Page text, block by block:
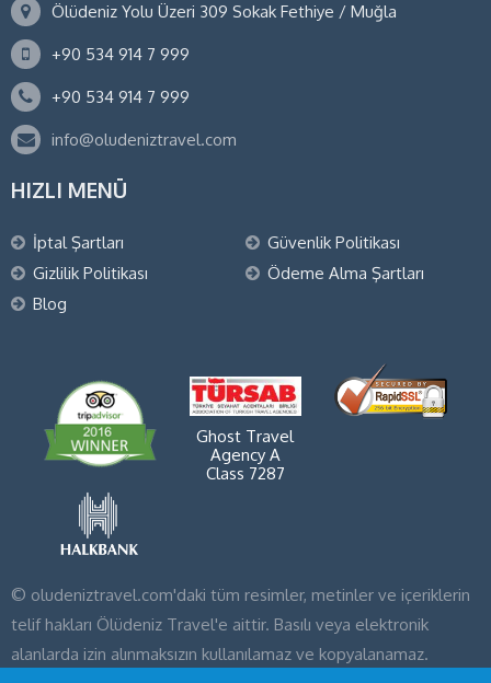
Ölüdeniz Yolu Üzeri 309 Sokak Fethiye / Muğla
+90 534 914 7 999
+90 534 914 7 999
info@oludeniztravel.com
HIZLI MENÜ
İptal Şartları
Güvenlik Politikası
Gizlilik Politikası
Ödeme Alma Şartları
Blog
Ghost Travel
Agency A
Class 7287
© oludeniztravel.com'daki tüm resimler, metinler ve içeriklerin
telif hakları Ölüdeniz Travel'e aittir. Basılı veya elektronik
alanlarda izin alınmaksızın kullanılamaz ve kopyalanamaz.